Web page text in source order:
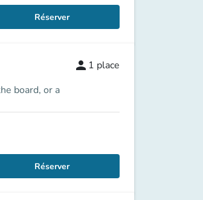
Réserver
board, or a
person 1 place
Réserver